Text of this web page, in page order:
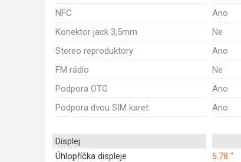
NFC
Ano
Konektor jack 3,5mm
Ne
Stereo reproduktory
Ano
FM rádio
Ne
Podpora OTG
Ano
Podpora dvou SIM karet
Ano
Displej
Úhlopříčka displeje
6.78 "